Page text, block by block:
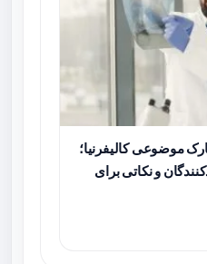
موضوعی کالیفرنیا؛
و نکاتی برای